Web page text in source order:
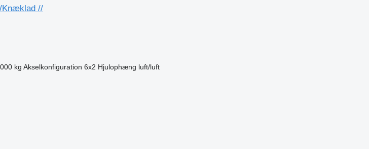
Knæklad //
kg Akselkonfiguration 6x2 Hjulophæng luft/luft